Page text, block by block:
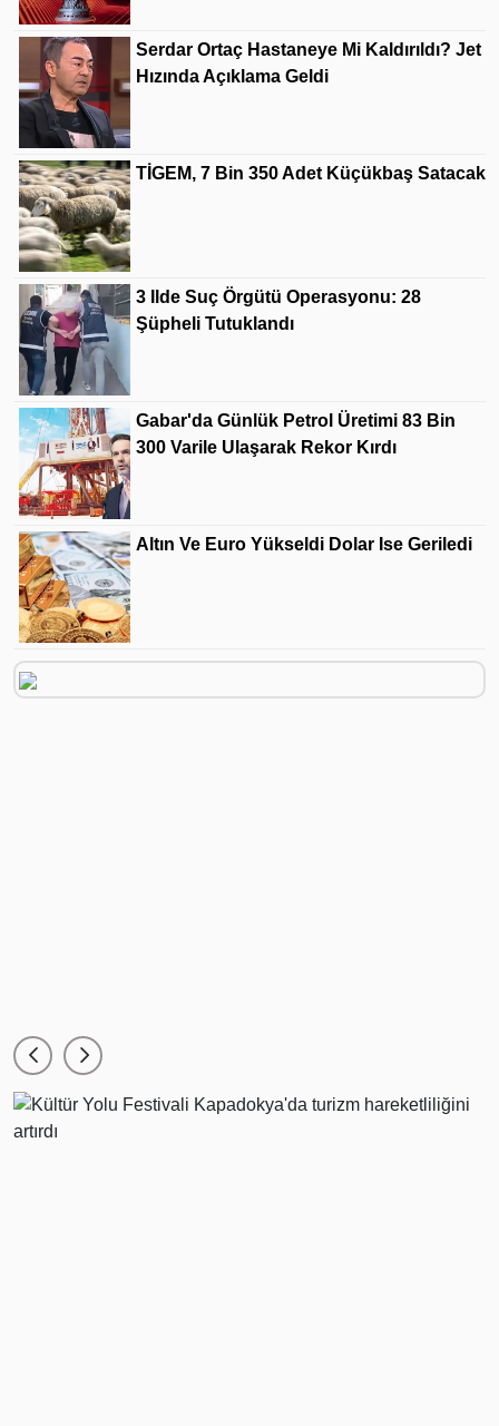
Serdar Ortaç Hastaneye Mi Kaldırıldı? Jet
Hızında Açıklama Geldi
TİGEM, 7 Bin 350 Adet Küçükbaş Satacak
3 Ilde Suç Örgütü Operasyonu: 28
Şüpheli Tutuklandı
Gabar'da Günlük Petrol Üretimi 83 Bin
300 Varile Ulaşarak Rekor Kırdı
Altın Ve Euro Yükseldi Dolar Ise Geriledi